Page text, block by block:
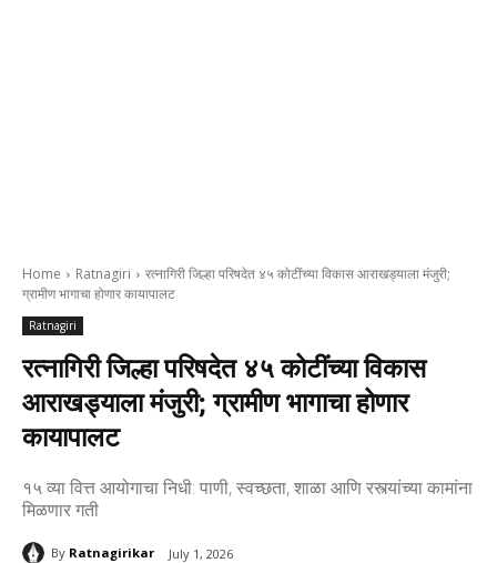
Home Ratnagiri
रत्नागिरी जिल्हा परिषदेत ४५ कोटींच्या विकास आराखड्याला मंजुरी;
ग्रामीण भागाचा होणार कायापालट
Ratnagiri
रत्नागिरी जिल्हा परिषदेत ४५ कोटींच्या विकास
आराखड्याला मंजुरी; ग्रामीण भागाचा होणार
कायापालट
१५ व्या वित्त आयोगाचा निधी: पाणी, स्वच्छता, शाळा आणि रस्त्यांच्या कामांना
मिळणार गती
By Ratnagirikar July 1, 2026